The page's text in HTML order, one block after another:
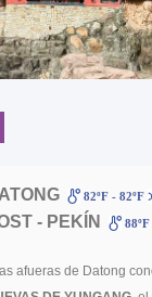
82ºF - 82ºF
- PEKÍN
afueras de Datong